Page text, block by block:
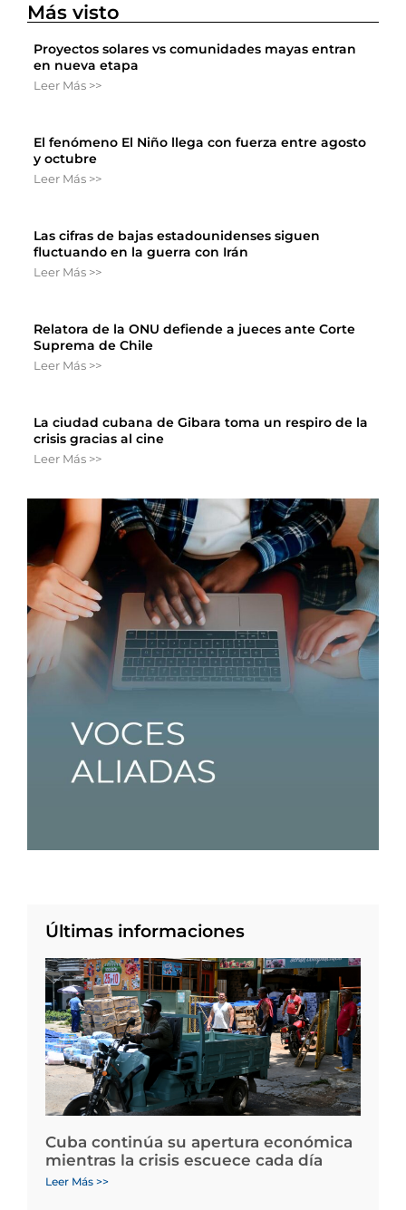
Más visto
Proyectos solares vs comunidades mayas entran
en nueva etapa
Leer Más >>
El fenómeno El Niño llega con fuerza entre agosto
y octubre
Leer Más >>
Las cifras de bajas estadounidenses siguen
fluctuando en la guerra con Irán
Leer Más >>
Relatora de la ONU defiende a jueces ante Corte
Suprema de Chile
Leer Más >>
La ciudad cubana de Gibara toma un respiro de la
crisis gracias al cine
Leer Más >>
Últimas informaciones
Cuba continúa su apertura económica
mientras la crisis escuece cada día
Leer Más >>